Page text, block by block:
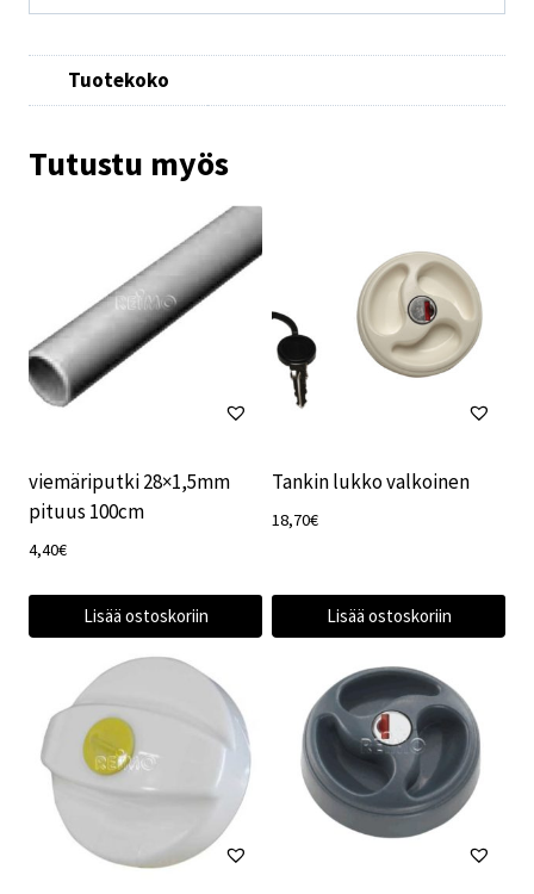
Tuotekoko
Tutustu myös
viemäriputki 28×1,5mm
pituus 100cm
4,40€
Lisää ostoskoriin
Tankin lukko valkoinen
18,70€
Lisää ostoskoriin